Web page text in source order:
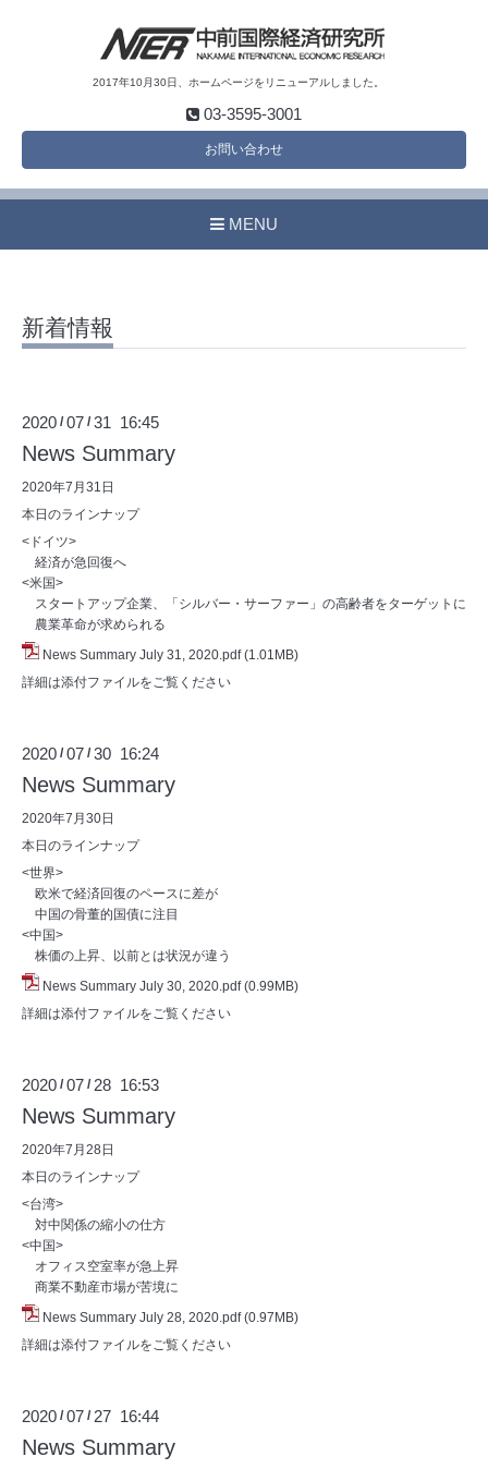
2017年10月30日、ホームページをリニューアルしました。
03-3595-3001
お問い合わせ
MENU
新着情報
2020 /07 /31 16:45
News Summary
2020年7月31日
本日のラインナップ
<ドイツ>
経済が急回復へ
<米国>
スタートアップ企業、「シルバー・サーファー」の高齢者をターゲットに
農業革命が求められる
News Summary July 31, 2020.pdf (1.01MB)
詳細は添付ファイルをご覧ください
2020 /07 /30 16:24
News Summary
2020年7月30日
本日のラインナップ
<世界>
欧米で経済回復のペースに差が
中国の骨董的国債に注目
<中国>
株価の上昇、以前とは状況が違う
News Summary July 30, 2020.pdf (0.99MB)
詳細は添付ファイルをご覧ください
2020 /07 / 28 16:53
News Summary
2020年7月28日
本日のラインナップ
<台湾>
対中関係の縮小の仕方
<中国>
オフィス空室率が急上昇
商業不動産市場が苦境に
News Summary July 28, 2020.pdf (0.97MB)
詳細は添付ファイルをご覧ください
2020 /07 / 27 16:44
News Summary